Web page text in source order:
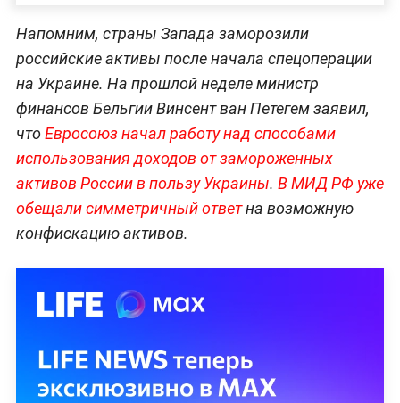
Напомним, страны Запада заморозили
российские активы после начала спецоперации
на Украине. На прошлой неделе министр
финансов Бельгии Винсент ван Петегем заявил,
чтоЕвросоюз начал работу над способами
использования доходов от замороженных
активов России в пользу Украины. В МИД РФ уже
обещали симметричный ответна возможную
конфискацию активов.